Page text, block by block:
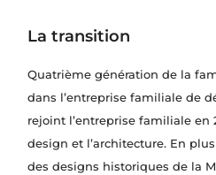
La transition
Quatrième génération de la
dans l’entreprise familiale de
rejoint l’entreprise familiale en
design et l’architecture. En
des designs historiques de la